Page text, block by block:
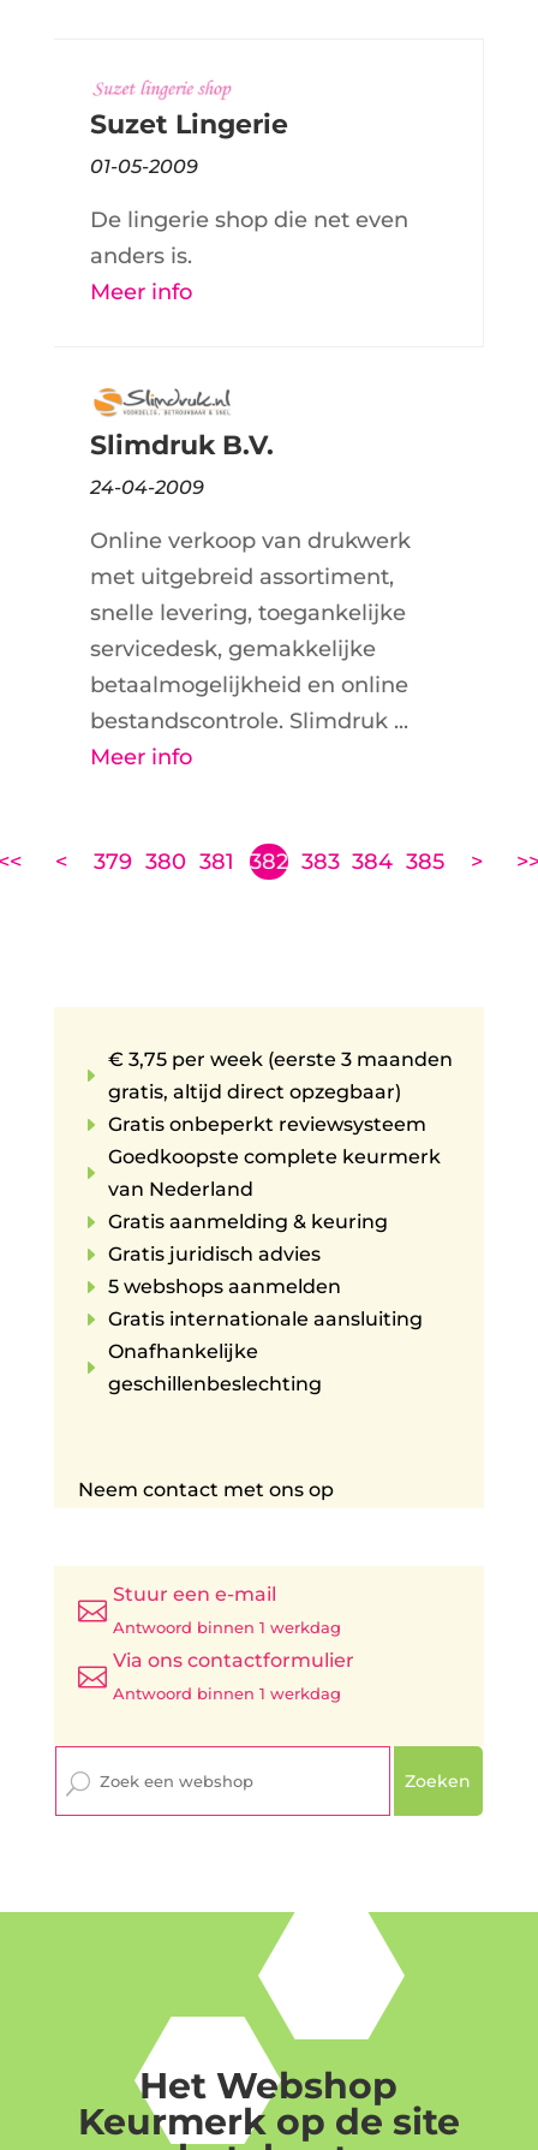
Suzet Lingerie
01-05-2009
De lingerie shop die net even
anders is.
Meer info
Slimdruk B.V.
24-04-2009
Online verkoop van drukwerk
met uitgebreid assortiment,
snelle levering, toegankelijke
servicedesk, gemakkelijke
betaalmogelijkheid en online
bestandscontrole. Slimdruk ...
Meer info
< 379 380 381 382 383 384 385 >
E
€ 3,75 per week (eerste 3 maanden
gratis, altijd direct opzegbaar)
E Gratis onbeperkt reviewsysteem
E
Goedkoopste complete keurmerk
van Nederland
E Gratis aanmelding & keuring
E Gratis juridisch advies
E 5 webshops aanmelden
E Gratis internationale aansluiting
E
Onafhankelijke
geschillenbeslechting
Neem contact met ons op

Stuur een e-mail
Antwoord binnen 1 werkdag

Via ons contactformulier
Antwoord binnen 1 werkdag
Zoeken
Het Webshop
Keurmerk op de site